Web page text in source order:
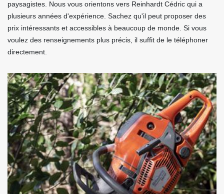
paysagistes. Nous vous orientons vers Reinhardt Cédric qui a
plusieurs années d'expérience. Sachez qu'il peut proposer des
prix intéressants et accessibles à beaucoup de monde. Si vous
voulez des renseignements plus précis, il suffit de le téléphoner
directement.